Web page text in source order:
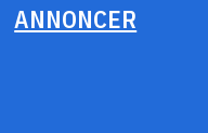
ANNONCER